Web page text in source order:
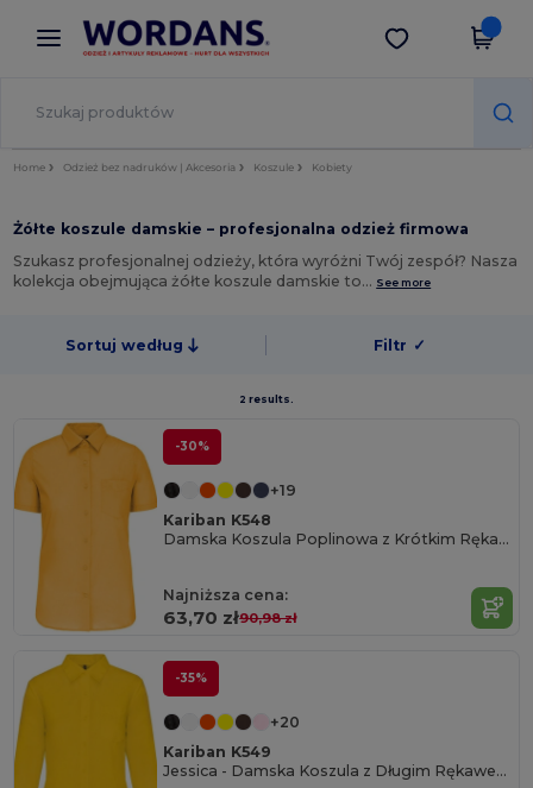
× Aplikacja Wordans
Lepsze ceny w aplikacji!
Pobierz app
Home Odzież bez nadruków | Akcesoria Koszule Kobiety
Żółte koszule damskie – profesjonalna odzież firmowa
Szukasz profesjonalnej odzieży, która wyróżni Twój zespół? Nasza
kolekcja obejmująca żółte koszule damskie to… See more
Sortuj według Filtr ✓
2 results.
-30%
+19
Kariban K548
Damska Koszula Poplinowa z Krótkim Rękawem
Najniższa cena:
63,70 zł90,98 zł
-35%
+20
Kariban K549
Jessica - Damska Koszula z Długim Rękawem z Polikotonu